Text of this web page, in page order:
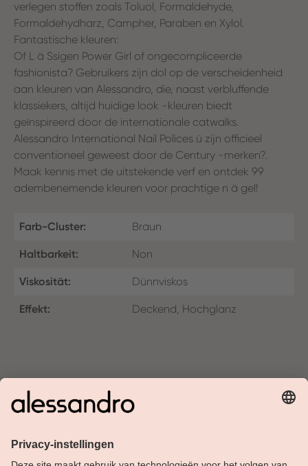
verlegen stoffen zoals Toluol, Formaldehyde,
Formaldehydharz, Campher, Paraben en Xylol.
Fantastische kleuren:
Of L ä Ssigen Power Girl of ongecompliceerde
fashionista? Gebruikers zijn dol op de verscheidenheid
aan kleuren van Alessandro, die, naast verbluffende
klassiekers, altijd huidige look -kleuren biedt
geïnspireerd door de internationale catwalks.
Alessandro International Nail Polices ü zijn officieel
conventioneel geweest door de Century -merken?.
Maak kennis met de uitstekende verf en ontdek 99
adembenemende kleuren voor prachtige n ä gel!
Farb-Cluster: Braun
Haltbarkeit: Non
Viskosität: Dünnviskos
Effekt: Deckend, Hochglanz